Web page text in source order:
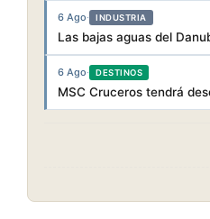
6 Ago· INDUSTRIA
Las bajas aguas del
6 Ago· DESTINOS
MSC Cruceros tendrá